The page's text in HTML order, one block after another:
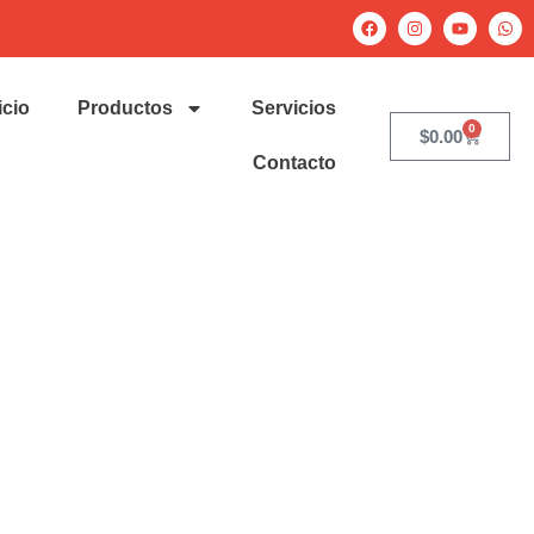
Productos Servicios
Contacto
$0.00 0